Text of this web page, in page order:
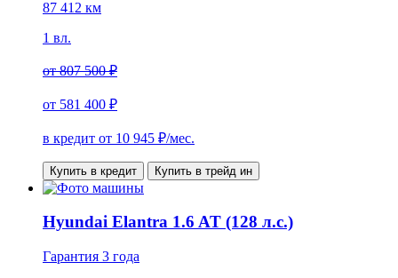
87 412 км
1 вл.
от807 500 ₽
от 581 400 ₽
в кредит от 10 945 ₽/мес.
Купить в кредит Купить в трейд ин
Hyundai Elantra 1.6 AT (128 л.с.)
Гарантия 3 года